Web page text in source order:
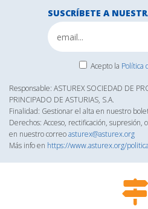
SUSCRÍBETE A
Acepto la Política
Responsable: ASTUREX SOCIEDAD DE
PRINCIPADO DE ASTURIAS, S.A.
Finalidad: Gestionar el alta en nuestro
Derechos: Acceso, rectificación,
en nuestro correoasturex@asturex.org
Más info en https://www.asturex.org/